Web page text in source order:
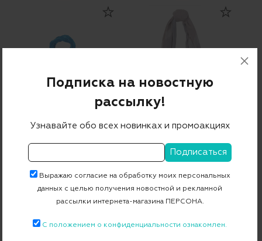
-50%
15 350 ₽7 675 ₽
-50%
Подписка на новостную
рассылку!
Узнавайте обо всех новинках и промоакциях
Выражаю согласие на обработку моих персональных
данных с целью получения новостной и рекламной
рассылки интернета-магазина ПЕРСОНА.
С положением о конфиденциальности ознакомлен.